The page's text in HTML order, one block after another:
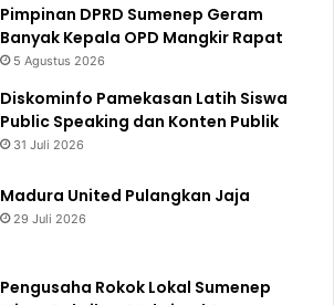
Pimpinan DPRD Sumenep Geram
Banyak Kepala OPD Mangkir Rapat
5 Agustus 2026
Diskominfo Pamekasan Latih Siswa
Public Speaking dan Konten Publik
31 Juli 2026
Madura United Pulangkan Jaja
29 Juli 2026
Pengusaha Rokok Lokal Sumenep